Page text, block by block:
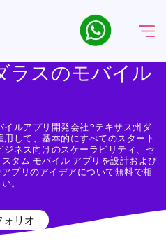
ラスのモバイル
イルアプリ開発会社?テキサス州ダ
して、基本的にすべてのスタート
ネス向けのスケーラビリティ、セ
タム モバイル アプリを設計および
プリのアイデアについて無料で相
。
ォリオ